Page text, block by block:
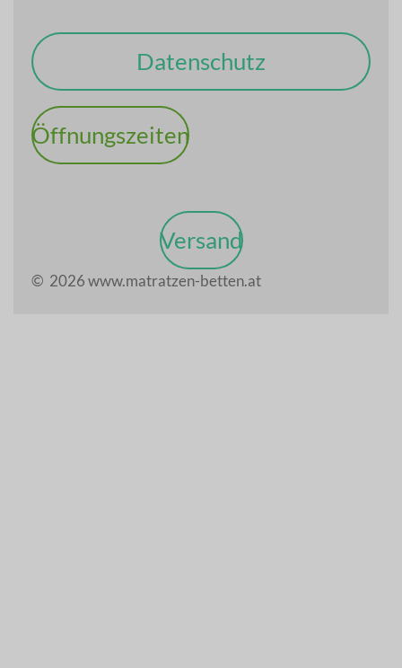
Datenschutz
Öffnungszeiten
Versand
© 2026 www.matratzen-betten.at